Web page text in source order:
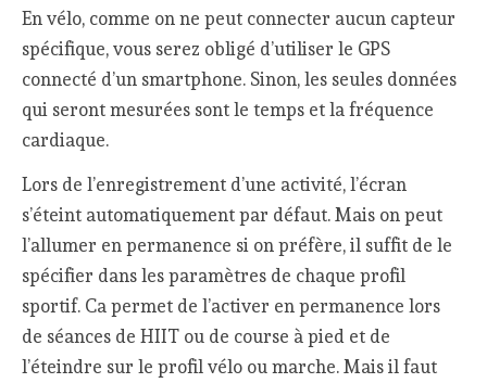
En vélo, comme on ne peut connecter aucun capteur
spécifique, vous serez obligé d’utiliser le GPS
connecté d’un smartphone. Sinon, les seules données
qui seront mesurées sont le temps et la fréquence
cardiaque.
Lors de l’enregistrement d’une activité, l’écran
s’éteint automatiquement par défaut. Mais on peut
l’allumer en permanence si on préfère, il suffit de le
spécifier dans les paramètres de chaque profil
sportif. Ca permet de l’activer en permanence lors
de séances de HIIT ou de course à pied et de
l’éteindre sur le profil vélo ou marche. Mais il faut